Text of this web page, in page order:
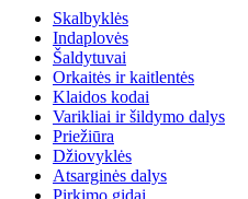
Skalbyklės
Indaplovės
Šaldytuvai
Orkaitės ir kaitlentės
Klaidos kodai
Varikliai ir šildymo dalys
Priežiūra
Džiovyklės
Atsarginės dalys
Pirkimo gidai